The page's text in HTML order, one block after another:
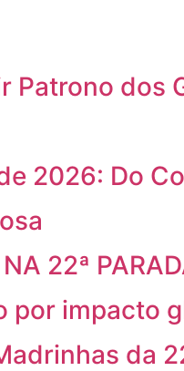
Patrono dos
2026: Do
22ª
por impacto
da